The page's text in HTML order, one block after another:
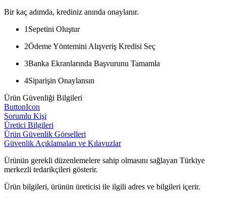
Bir kaç adımda, krediniz anında onaylanır.
1 Sepetini Oluştur
2Ödeme Yöntemini Alışveriş Kredisi Seç
3Banka Ekranlarında Başvurunu Tamamla
4Siparişin Onaylansın
Ürün Güvenliği Bilgileri
ButtonIcon
Sorumlu Kişi
Üretici Bilgileri
Ürün Güvenlik Görselleri
Güvenlik Açıklamaları ve Kılavuzlar
Ürünün gerekli düzenlemelere sahip olmasını sağlayan Türkiye
merkezli tedarikçileri gösterir.
Ürün bilgileri, ürünün üreticisi ile ilgili adres ve bilgileri içerir.